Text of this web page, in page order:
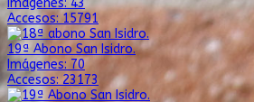
Imágenes: 43
Accesos: 15791
19ª Abono San Isidro.
Imágenes: 70
Accesos: 23173